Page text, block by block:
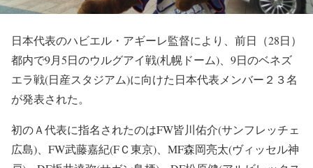
日本代表のハビエル・アギーレ監督により、前日（28日）
都内で9月5日のウルグアイ戦(札幌ドーム)、9日のベネズ
エラ戦(日産スタジアム)に向けた日本代表メンバー２３名
が発表された。
初のＡ代表に指名されたのはFW皆川佑介(サンフレッチェ
広島)、FW武藤嘉紀(FＣ東京)、MF森岡亮太(ヴィッセル神